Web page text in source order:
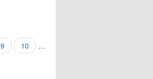
9 10
…